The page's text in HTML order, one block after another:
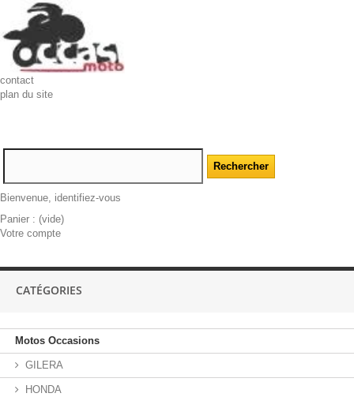
contact
plan du site
Bienvenue, identifiez-vous
Panier : (vide)
Votre compte
CATÉGORIES
Motos Occasions
GILERA
HONDA